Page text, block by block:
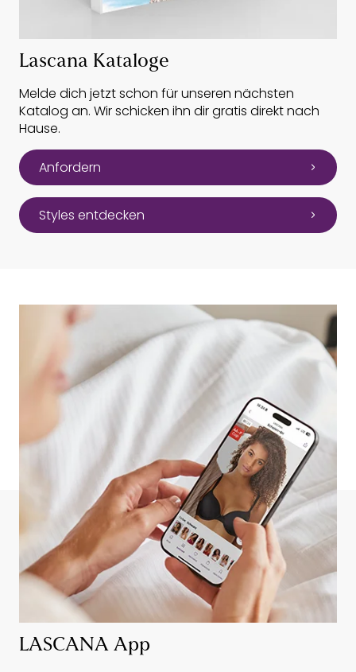
Lascana Kataloge
Melde dich jetzt schon für unseren nächsten
Katalog an. Wir schicken ihn dir gratis direkt nach
Hause.
Anfordern
Styles entdecken
LASCANA App